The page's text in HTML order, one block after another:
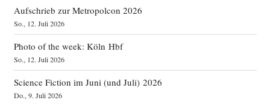
Aufschrieb zur Metropolcon 2026
So., 12. Juli 2026
Photo of the week: Köln Hbf
So., 12. Juli 2026
Science Fiction im Juni (und Juli) 2026
Do., 9. Juli 2026